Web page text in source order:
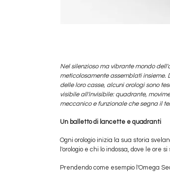
Nel silenzioso ma vibrante mondo
meticolosamente assemblati
delle loro casse, alcuni orologi sono
visibile all'invisibile: quadrante,
meccanico e funzionale che segna il
Un balletto di lancette e quadranti
Ogni orologio inizia la sua storia
l'orologio e chi lo indossa, dove le
Prendendo come esempio l'Omega